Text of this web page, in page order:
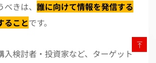
きは、 誰に向けて情報を発信する
ることです。
入検討者・投資家など、ターゲット